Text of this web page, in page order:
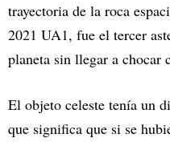
trayectoria de la roca
2021 UA1, fue el tercer
planeta sin llegar a
El objeto celeste tenía un
que significa que si se